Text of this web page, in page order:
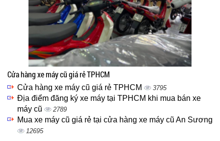
Cửa hàng xe máy cũ giá rẻ TPHCM
Cửa hàng xe máy cũ giá rẻ TPHCM 3795
Địa điểm đăng ký xe máy tại TPHCM khi mua bán xe
máy cũ
2789
Mua xe máy cũ giá rẻ tại cửa hàng xe máy cũ An Sương
12695